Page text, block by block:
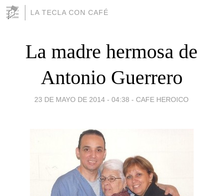
LA TECLA CON CAFÉ
La madre hermosa de
Antonio Guerrero
23 DE MAYO DE 2014 - 04:38 - CAFE HEROICO